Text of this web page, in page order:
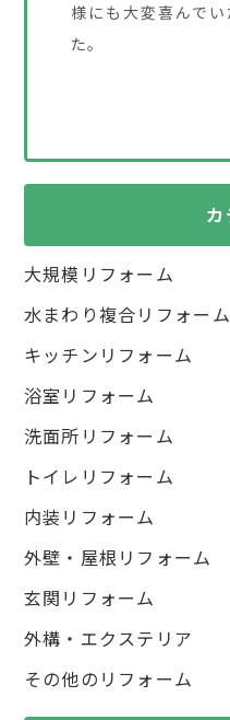
様にも大変喜んで
た。
カ
大規模リフォーム
水まわり複合リフォーム
キッチンリフォーム
浴室リフォーム
洗面所リフォーム
トイレリフォーム
内装リフォーム
外壁・屋根リフォーム
玄関リフォーム
外構・エクステリア
その他のリフォーム